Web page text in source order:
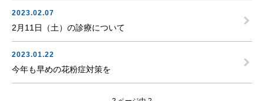
2023.02.07
2月11日（土）の診療について
2023.01.22
今年も早めの花粉症対策を